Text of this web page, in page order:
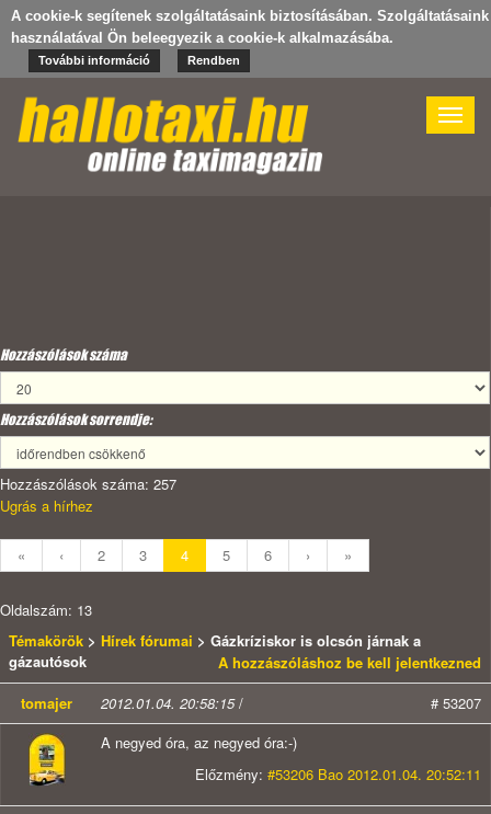
A cookie-k segítenek szolgáltatásaink biztosításában. Szolgáltatásaink
használatával Ön beleegyezik a cookie-k alkalmazásába.
További információ Rendben
Toggle
Hozzászólások száma
Hozzászólások sorrendje:
Hozzászólások száma: 257
Ugrás a hírhez
« ‹ 2 3 4 5 6 › »
Oldalszám: 13
Témakörök > Hírek fórumai > Gázkríziskor is olcsón járnak a
gázautósok
A hozzászóláshoz be kell jelentkezned
tomajer
2012.01.04. 20:58:15/
# 53207
A negyed óra, az negyed óra:-)
Előzmény: #53206 Bao 2012.01.04. 20:52:11